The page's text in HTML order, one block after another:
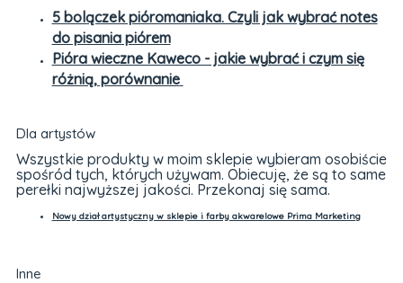
5 bolączek pióromaniaka. Czyli jak wybrać notes
do pisania piórem
Pióra wieczne Kaweco - jakie wybrać i czym się
różnią, porównanie
Dla artystów
Wszystkie produkty w moim sklepie wybieram osobiście
spośród tych, których używam. Obiecuję, że są to same
perełki najwyższej jakości. Przekonaj się sama.
Nowy dział artystyczny w sklepie i farby akwarelowe Prima Marketing
Inne